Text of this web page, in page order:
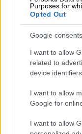
Purposes for
Opted Out
Google consents
I want to allow
related to
device
I want to allow
Google for
I want to allow
Μεσημεριανό...|